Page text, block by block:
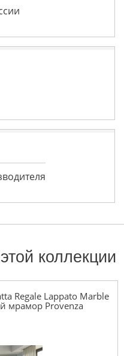
коллекции
Regale Lappato Marble
мрамор Provenza